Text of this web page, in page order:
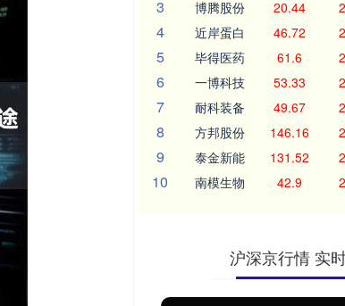
3 博腾股份 20.44
4 近岸蛋白 46.72
5 毕得医药 61.6
6 一博科技 53.33
7 耐科装备 49.67
8 方邦股份 146.16
9 泰金新能 131.52
10 南模生物 42.9
沪深京行情 实